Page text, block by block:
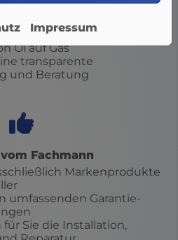
Ihnen über Ihre
Wünsche
die Voraussetzungen für
Öl auf Gas
transparente
und Beratung
Fachmann
Markenprodukte
umfassenden Garantie-
Sie die Installation,
Impressum